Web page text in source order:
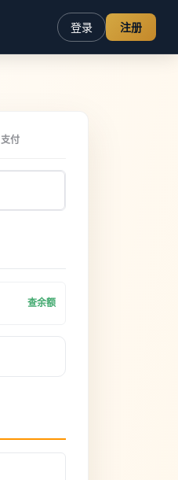
登录 注册
支付
查余额